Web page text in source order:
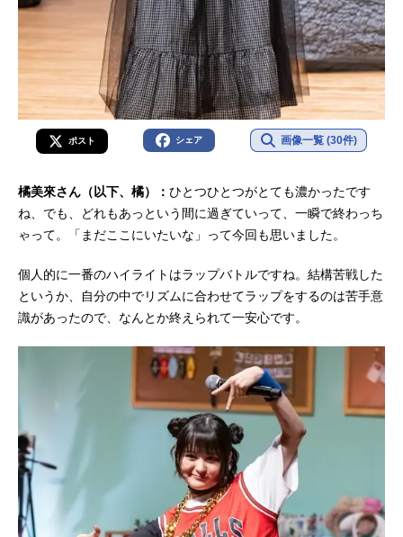
ポスト シェア 画像一覧 (30件)
橘美來さん（以下、橘）： ひとつひとつがとても濃かったです
ね、でも、どれもあっという間に過ぎていって、一瞬で終わっち
ゃって。「まだここにいたいな」って今回も思いました。
個人的に一番のハイライトはラップバトルですね。結構苦戦した
というか、自分の中でリズムに合わせてラップをするのは苦手意
識があったので、なんとか終えられて一安心です。